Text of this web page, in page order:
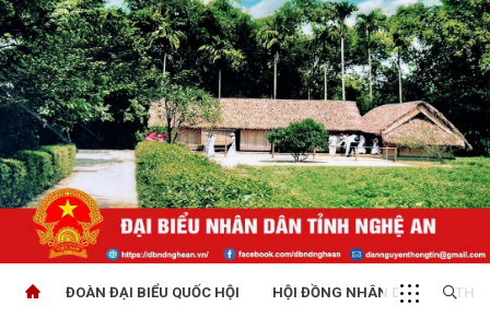
ĐOÀN ĐẠI BIỂU QUỐC HỘI HỘI ĐỒNG NHÂN DÂN